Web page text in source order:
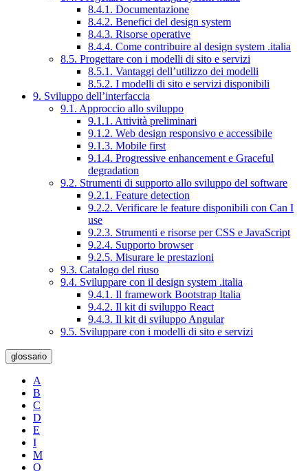
8.4.1. Documentazione
8.4.2. Benefici del design system
8.4.3. Risorse operative
8.4.4. Come contribuire al design system .italia
8.5. Progettare con i modelli di sito e servizi
8.5.1. Vantaggi dell’utilizzo dei modelli
8.5.2. I modelli di sito e servizi disponibili
9. Sviluppo dell’interfaccia
9.1. Approccio allo sviluppo
9.1.1. Attività preliminari
9.1.2. Web design responsivo e accessibile
9.1.3. Mobile first
9.1.4. Progressive enhancement e Graceful
degradation
9.2. Strumenti di supporto allo sviluppo del software
9.2.1. Feature detection
9.2.2. Verificare le feature disponibili con Can I
use
9.2.3. Strumenti e risorse per CSS e JavaScript
9.2.4. Supporto browser
9.2.5. Misurare le prestazioni
9.3. Catalogo del riuso
9.4. Sviluppare con il design system .italia
9.4.1. Il framework Bootstrap Italia
9.4.2. Il kit di sviluppo React
9.4.3. Il kit di sviluppo Angular
9.5. Sviluppare con i modelli di sito e servizi
glossario
A
B
C
D
E
I
M
O